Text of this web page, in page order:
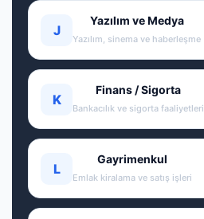
J
Yazılım ve Medya
Yazılım, sinema ve haberleşme
K
Finans / Sigorta
Bankacılık ve sigorta faaliyetleri
L
Gayrimenkul
Emlak kiralama ve satış işleri